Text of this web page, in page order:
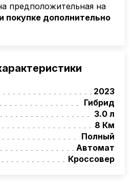
предположительная на
покупке дополнительно
стоимость
2023
Гибрид
3.0 л
8 Км
Полный
Автомат
Кроссовер
по сделкам
| от 10% (остальные)